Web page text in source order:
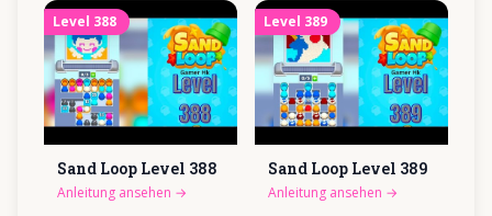
Level 388
Sand Loop Level 388
Anleitung ansehen →
Level 389
Sand Loop Level 389
Anleitung ansehen →